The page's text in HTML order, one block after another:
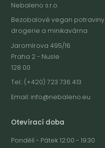
Nebaleno s.r.o.
Bezobalové vegan potraviny
drogerie a minikavárna
Jaromírova 495/16
Praha 2 - Nusle
128 00
Tel.: (+420) 723 736 413
Email: info@nebaleno.eu
Otevírací doba
Pondělí - Pátek 12:00 - 19:30